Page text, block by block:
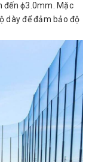
đến ϕ3.0mm. Mặc
dày để đảm bảo độ